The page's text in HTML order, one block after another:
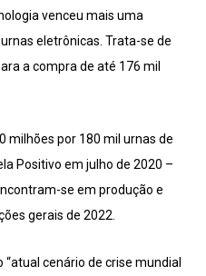
venceu mais uma
eletrônicas. Trata-se de
a compra de até 176 mil
milhões por 180 mil urnas de
Positivo em julho de 2020 –
se em produção e
gerais de 2022.
cenário de crise mundial